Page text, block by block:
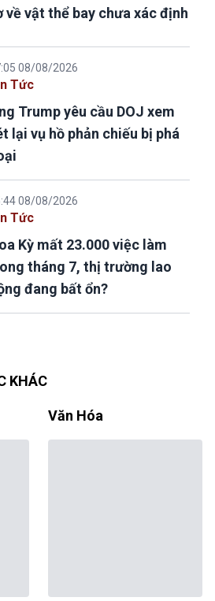
về vật thể bay chưa xác định
08/08/2026
Tức
Trump yêu cầu DOJ xem
lại vụ hồ phản chiếu bị phá
08/08/2026
Tức
Kỳ mất 23.000 việc làm
tháng 7, thị trường lao
đang bất ổn?
KHÁC
Văn Hóa